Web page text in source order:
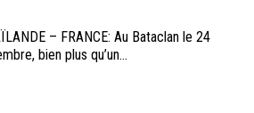
– FRANCE: Au Bataclan le 24
bien plus qu’un...